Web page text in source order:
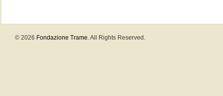
© 2026 Fondazione Trame. All Rights Reserved.